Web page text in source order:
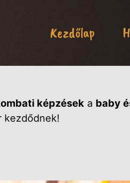
Kezdőlap
képzések a baby
kezdődnek!